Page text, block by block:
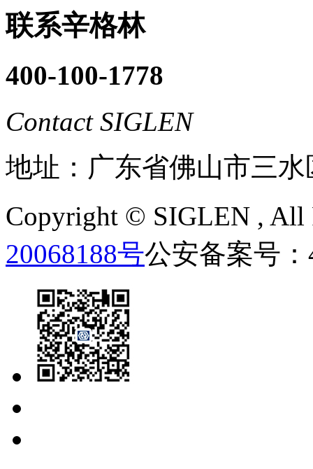
联系辛格林
400-100-1778
Contact SIGLEN
地址：广东省佛山市三
Copyright © SIGLEN , All
20068188号公安备案号：